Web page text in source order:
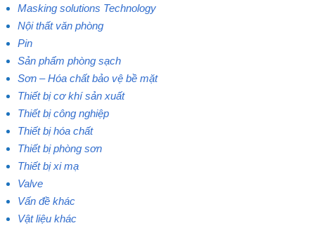
Masking solutions Technology
Nội thất văn phòng
Pin
Sản phẩm phòng sạch
Sơn – Hóa chất bảo vệ bề mặt
Thiết bị cơ khí sản xuất
Thiết bị công nghiệp
Thiết bị hóa chất
Thiết bị phòng sơn
Thiết bị xi mạ
Valve
Vấn đề khác
Vật liệu khác